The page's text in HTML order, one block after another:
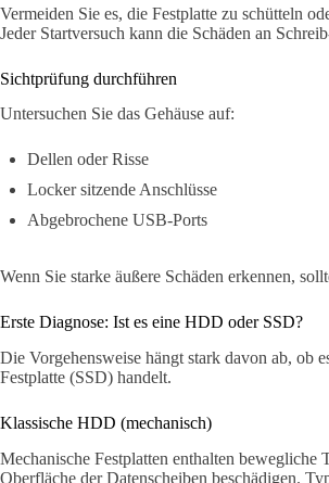
Vermeiden Sie es, die Festplatte zu schütteln
Jeder Startversuch kann die Schäden an
Sichtprüfung durchführen
Untersuchen Sie das Gehäuse auf:
Dellen oder Risse
Locker sitzende Anschlüsse
Abgebrochene USB-Ports
Wenn Sie starke äußere Schäden erkennen,
Erste Diagnose: Ist es eine HDD oder SSD?
Die Vorgehensweise hängt stark davon ab, ob
Festplatte (SSD) handelt.
Klassische HDD (mechanisch)
Mechanische Festplatten enthalten
Oberfläche der Datenscheiben beschädigen.